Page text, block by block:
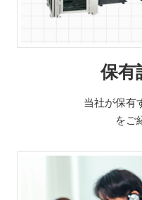
保有
当社が保有
をご